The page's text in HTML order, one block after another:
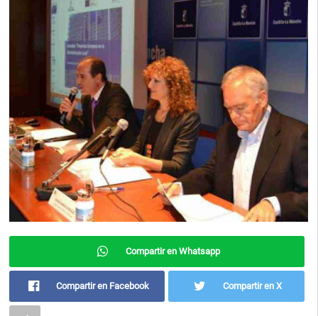
Compartir en Whatsapp
Compartir en Facebook Compartir en X